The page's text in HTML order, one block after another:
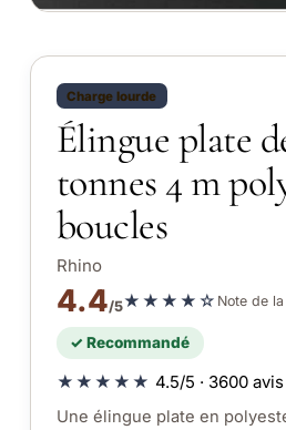
Charge lourde
Élingue plate
tonnes 4 m
boucles
Rhino
4.4/5★★★★☆ Note de
✓ Recommandé
★★★★★ 4.5/5 · 3600
Une élingue plate en